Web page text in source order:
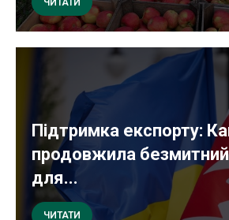
Підтримка експорту:
продовжила
для...
ЧИТАТИ